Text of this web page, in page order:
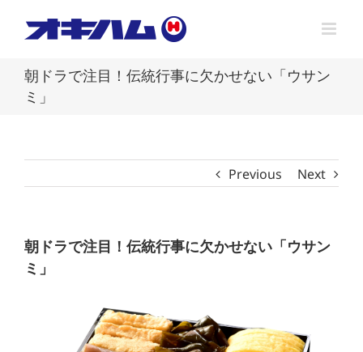
朝ドラで注目！伝統行事に欠かせない「ウサン
ミ」
Previous Next
朝ドラで注目！伝統行事に欠かせない「ウサン
ミ」